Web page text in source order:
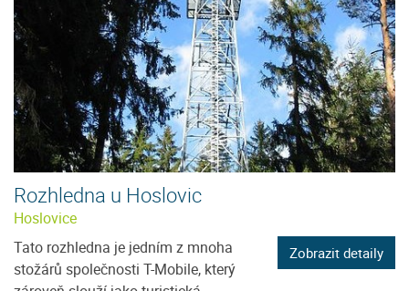
Rozhledna u Hoslovic
Hoslovice
Tato rozhledna je jedním z mnoha
stožárů společnosti T-Mobile, který
Zobrazit detaily